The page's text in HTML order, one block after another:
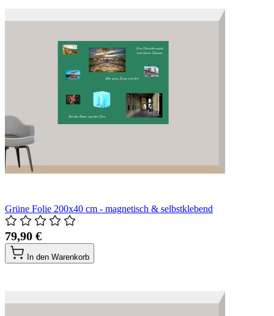
Grüne Folie 200x40 cm - magnetisch & selbstklebend
79,90 €
In den Warenkorb